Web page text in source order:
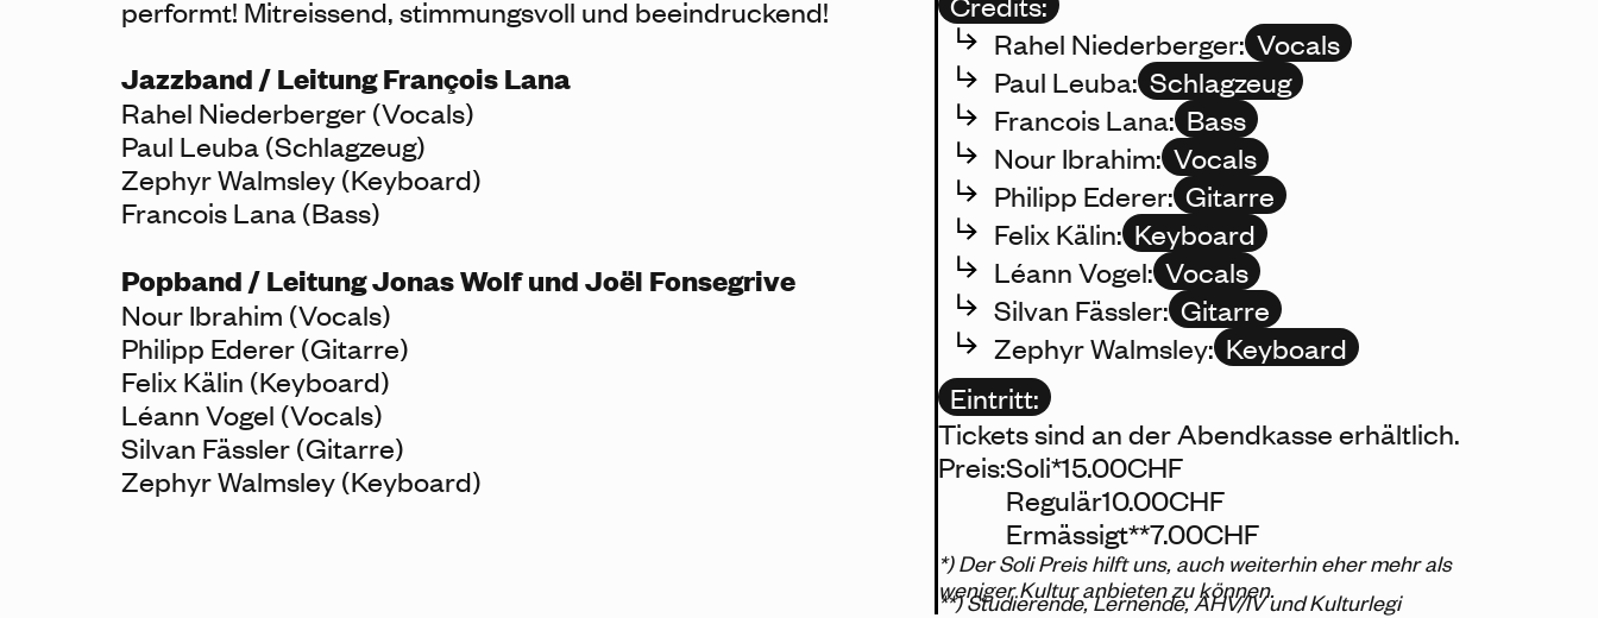
performt! Mitreissend, stimmungsvoll und beeindruckend!
Jazzband / Leitung François Lana
Rahel Niederberger (Vocals)
Paul Leuba (Schlagzeug)
Zephyr Walmsley (Keyboard)
Francois Lana (Bass)
Popband / Leitung Jonas Wolf und Joël Fonsegrive
Nour Ibrahim (Vocals)
Philipp Ederer (Gitarre)
Felix Kälin (Keyboard)
Léann Vogel (Vocals)
Silvan Fässler (Gitarre)
Zephyr Walmsley (Keyboard)
Rahel Niederberger: Vocals
Paul Leuba: Schlagzeug
Francois Lana: Bass
Nour Ibrahim: Vocals
Philipp Ederer: Gitarre
Felix Kälin: Keyboard
Léann Vogel: Vocals
Silvan Fässler: Gitarre
Zephyr Walmsley: Keyboard
Eintritt:
Tickets sind an der Abendkasse erhältlich.
Preis:Soli*15.00CHF
Regulär10.00CHF
Ermässigt**7.00CHF
*) Der Soli Preis hilft uns, auch weiterhin eher mehr als
weniger Kultur anbieten zu können.
**) Studierende, Lernende, AHV/IV und Kulturlegi